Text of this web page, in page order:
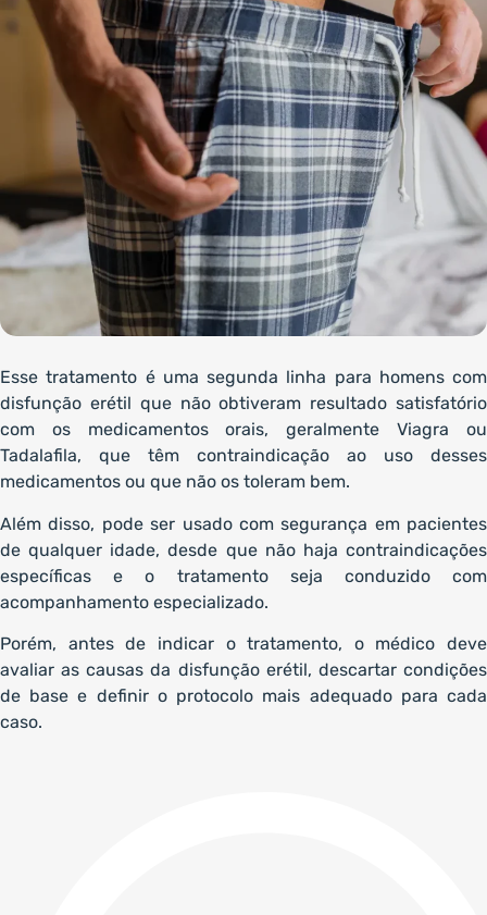
Esse tratamento é uma segunda linha para homens com
disfunção erétil que não obtiveram resultado satisfatório
com os medicamentos orais, geralmente Viagra ou
Tadalafila, que têm contraindicação ao uso desses
medicamentos ou que não os toleram bem.
Além disso, pode ser usado com segurança em pacientes
de qualquer idade, desde que não haja contraindicações
específicas e o tratamento seja conduzido com
acompanhamento especializado.
Porém, antes de indicar o tratamento, o médico deve
avaliar as causas da disfunção erétil, descartar condições
de base e definir o protocolo mais adequado para cada
caso.